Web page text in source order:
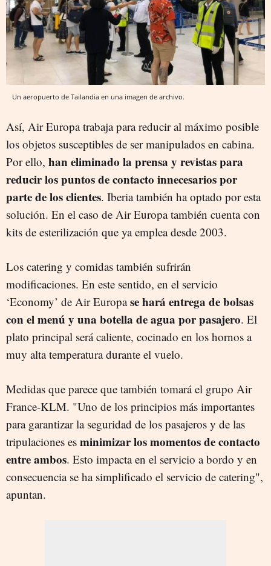
Un aeropuerto de Tailandia en una imagen de archivo.
Así, Air Europa trabaja para reducir al máximo posible
los objetos susceptibles de ser manipulados en cabina.
Por ello, han eliminado la prensa y revistas para
reducir los puntos de contacto innecesarios por
parte de los clientes. Iberia también ha optado por esta
solución. En el caso de Air Europa también cuenta con
kits de esterilización que ya emplea desde 2003.
Los catering y comidas también sufrirán
modificaciones. En este sentido, en el servicio
‘Economy’ de Air Europase hará entrega de bolsas
con el menú y una botella de agua por pasajero. El
plato principal será caliente, cocinado en los hornos a
muy alta temperatura durante el vuelo.
Medidas que parece que también tomará el grupo Air
France-KLM. "Uno de los principios más importantes
para garantizar la seguridad de los pasajeros y de las
tripulaciones es minimizar los momentos de contacto
entre ambos. Esto impacta en el servicio a bordo y en
consecuencia se ha simplificado el servicio de catering",
apuntan.